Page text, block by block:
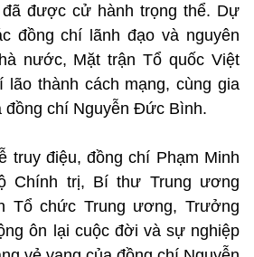
được cử hành trọng thể. Dự
đồng chí lãnh đạo và nguyên
nước, Mặt trận Tổ quốc Việt
lão thành cách mạng, cùng gia
đồng chí Nguyễn Đức Bình.
truy điệu, đồng chí Phạm Minh
Chính trị, Bí thư Trung ương
Tổ chức Trung ương, Trưởng
ôn lại cuộc đời và sự nghiệp